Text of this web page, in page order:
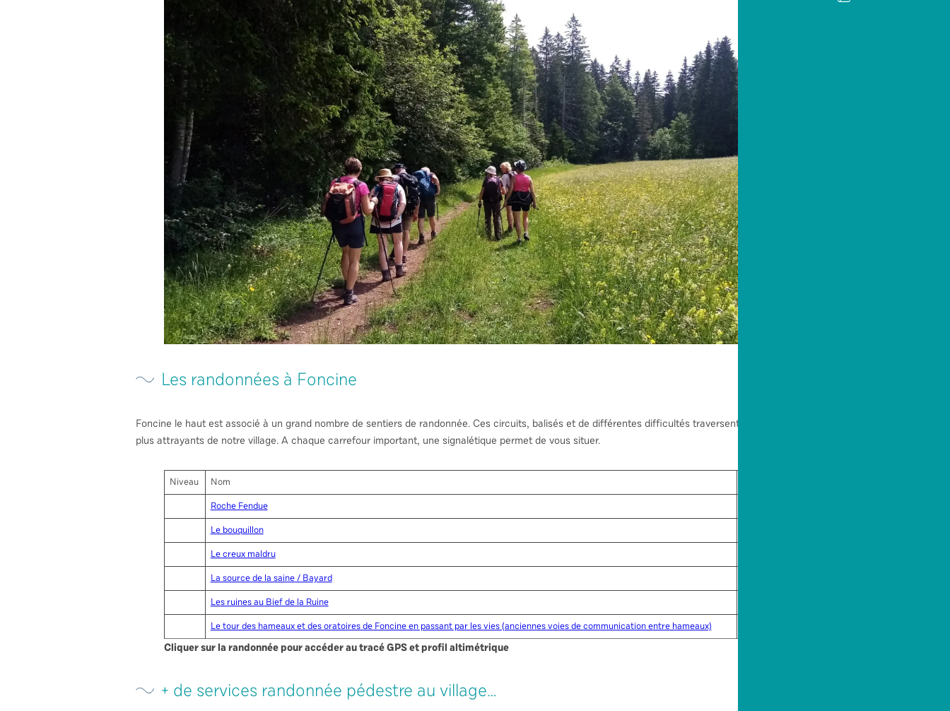
Les randonnées à Foncine
Foncine le haut est associé à un grand nombre de sentiers de randonnée. Ces circuits, balisés et de différentes difficultés traversent les sites les
plus attrayants de notre village. A chaque carrefour important, une signalétique permet de vous situer.
Niveau Nom
Roche Fendue
Le bouquillon
Le creux maldru
La source de la saine / Bayard
Les ruines au Bief de la Ruine
Le tour des hameaux et des oratoires de Foncine en passant par les vies (anciennes voies de communication entre hameaux)
Cliquer sur la randonnée pour accéder au tracé GPS et profil altimétrique
+ de services randonnée pédestre au village…